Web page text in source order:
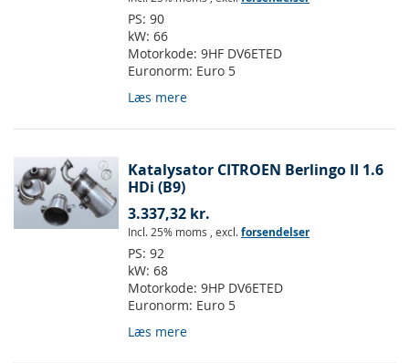
PS: 90
kW: 66
Motorkode: 9HF DV6ETED
Euronorm: Euro 5
Læs mere
Katalysator CITROEN Berlingo II 1.6
HDi (B9)
3.337,32 kr.
Incl. 25% moms , excl.forsendelser
PS: 92
kW: 68
Motorkode: 9HP DV6ETED
Euronorm: Euro 5
Læs mere